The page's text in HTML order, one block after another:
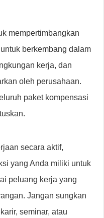
mempertimbangkan
berkembang dalam
kerja, dan
oleh perusahaan.
paket kompensasi
secara aktif,
yang Anda miliki untuk
peluang kerja yang
Jangan sungkan
seminar, atau